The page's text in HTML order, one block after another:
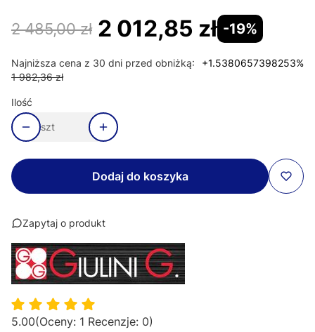
2 485,00 zł 2 012,85 zł -19%
Najniższa cena z 30 dni przed obniżką:
1 982,36 zł
+1.5380657398253%
Ilość
szt
Dodaj do koszyka
Zapytaj o produkt
5.00(Oceny: 1 Recenzje: 0)